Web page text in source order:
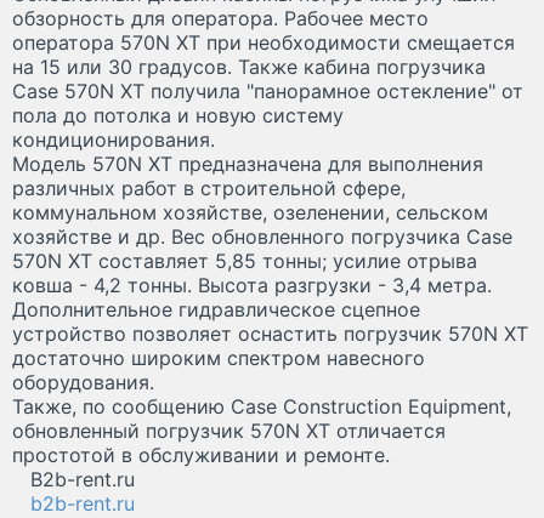
обзорность для оператора. Рабочее место
оператора 570N XT при необходимости смещается
на 15 или 30 градусов. Также кабина погрузчика
Case 570N XT получила "панорамное остекление" от
пола до потолка и новую систему
кондиционирования.
Модель 570N XT предназначена для выполнения
различных работ в строительной сфере,
коммунальном хозяйстве, озеленении, сельском
хозяйстве и др. Вес обновленного погрузчика Case
570N XT составляет 5,85 тонны; усилие отрыва
ковша - 4,2 тонны. Высота разгрузки - 3,4 метра.
Дополнительное гидравлическое сцепное
устройство позволяет оснастить погрузчик 570N XT
достаточно широким спектром навесного
оборудования.
Также, по сообщению Case Construction Equipment,
обновленный погрузчик 570N XT отличается
простотой в обслуживании и ремонте.
B2b-rent.ru
b2b-rent.ru